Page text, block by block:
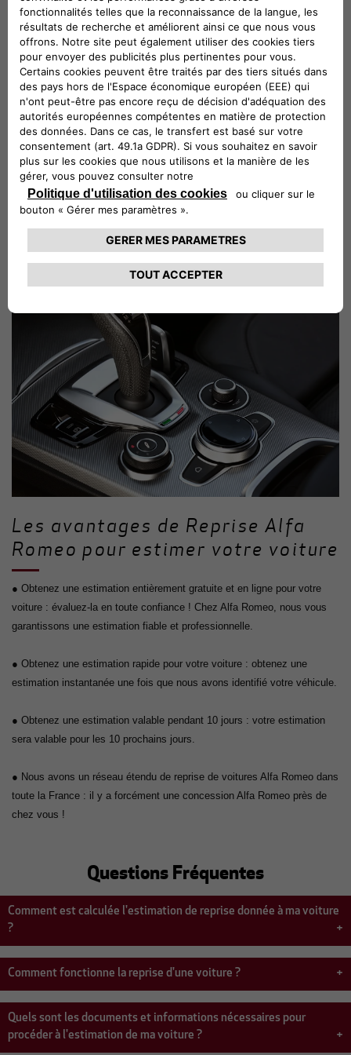
analyse approfondie du marché et de vous retourner une estimation
précise et raisonnable de la valeur de votre voiture en ligne ou par e-
mail. Vous pourrez ainsi prendre tout le temps nécessaire pour décider
si vous souhaitez poursuivre le processus de reprise de votre voiture en
toute confiance.
Étape 3 : Votre rendez-vous avec un professionnel du réseau Alfa
Romeo
Une fois que nous aurons évalué votre voiture, votre concessionnaire
Alfa Romeo préféré prendra contact avec vous pour fixer un rendez-
vous et établir une estimation finale. Nous sommes confiants que vous
serez satisfait de notre estimation, et nous nous occupons de la reprise
de votre véhicule en toute simplicité !
Les avantages de Reprise Alfa
Romeo pour estimer votre voiture
● Obtenez une estimation entièrement gratuite et en ligne pour votre
voiture : évaluez-la en toute confiance ! Chez Alfa Romeo, nous vous
garantissons une estimation fiable et professionnelle.
● Obtenez une estimation rapide pour votre voiture : obtenez une
estimation instantanée une fois que nous avons identifié votre véhicule.
● Obtenez une estimation valable pendant 10 jours : votre estimation
sera valable pour les 10 prochains jours.
● Nous avons un réseau étendu de reprise de voitures Alfa Romeo dans
toute la France : il y a forcément une concession Alfa Romeo près de
chez vous !
Questions Fréquentes
Comment est calculée l'estimation de reprise donnée à ma voiture
?
observations du marché sur des mêmes modèles, et les frais nécessaires à la
remise en état du véhicule déduits de votre estimation.
Comment fonctionne la reprise d'une voiture ?
ajoutant ses caractéristiques. L'estimation de votre voiture est prête en moins
de 5 minutes. Une fois votre estimation obtenue, vous êtes recontacté par le
concessionnaire Alfa Romeo de votre choix dans les 24 heures. Si l'estimation
Quels sont les documents et informations nécessaires pour
procéder à l'estimation de ma voiture ?